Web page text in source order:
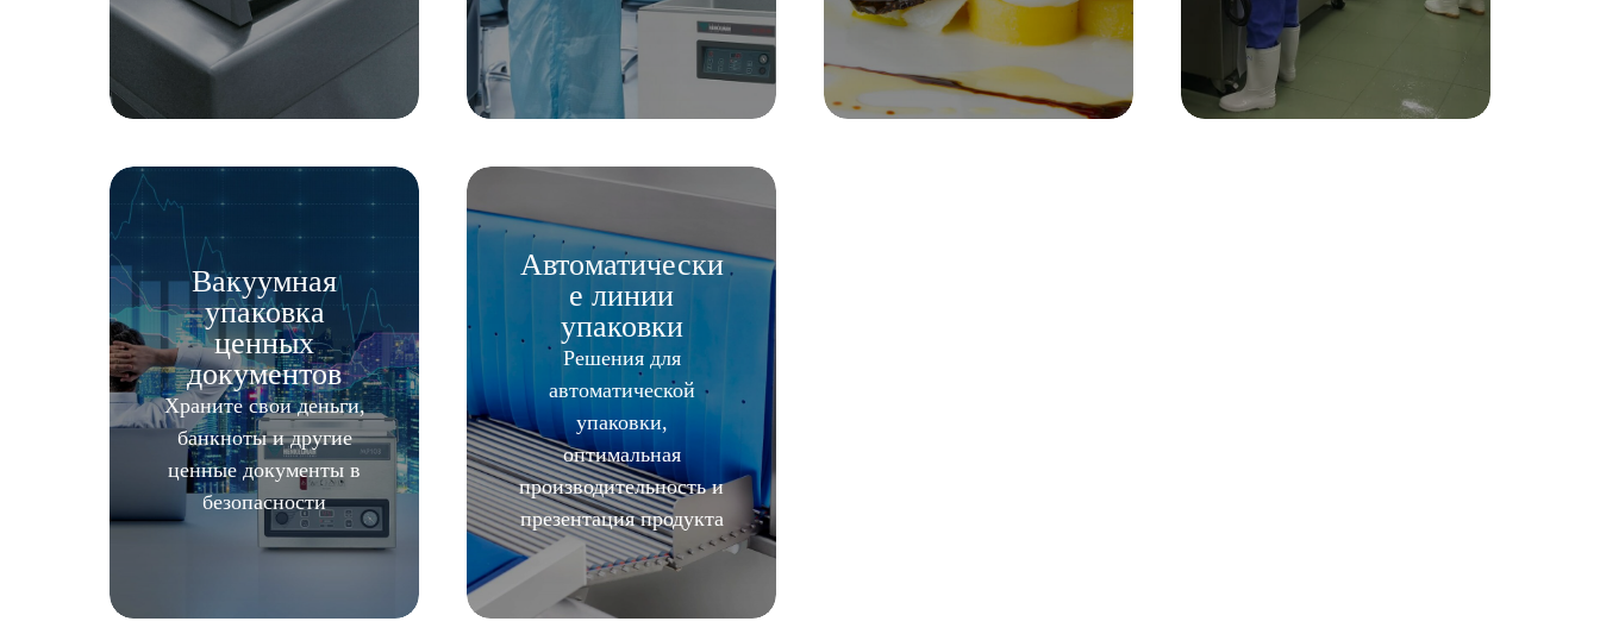
Вакуумная
упаковка
ценных
документов
Храните свои деньги,
банкноты и другие
ценные документы в
безопасности
Автоматически
е линии
упаковки
Решения для
автоматической
упаковки,
оптимальная
производительность и
презентация продукта